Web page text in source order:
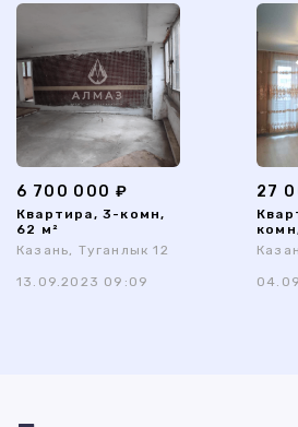
6 700 000 ₽
Квартира, 3-комн,
62 м²
Казань, Туганлык 12
13.09.2023 09:09
27